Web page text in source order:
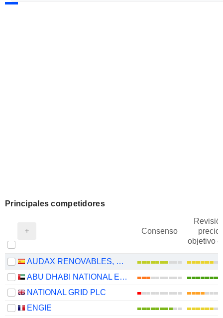
Principales competidores
Consenso
precio
objetivo
AUDAX RENOVABLES, S.A.
ABU DHABI NATIONAL ENERGY COMPANY
NATIONAL GRID PLC
ENGIE